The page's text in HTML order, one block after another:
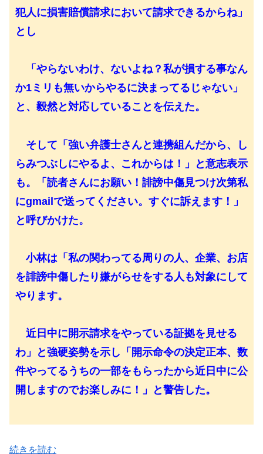
犯人に損害賠償請求において請求できるからね」
とし
「やらないわけ、ないよね？私が損する事なん
か1ミリも無いからやるに決まってるじゃない」
と、毅然と対応していることを伝えた。
そして「強い弁護士さんと連携組んだから、し
らみつぶしにやるよ、これからは！」と意志表示
も。「読者さんにお願い！誹謗中傷見つけ次第私
にgmailで送ってください。すぐに訴えます！」
と呼びかけた。
小林は「私の関わってる周りの人、企業、お店
を誹謗中傷したり嫌がらせをする人も対象にして
やります。
近日中に開示請求をやっている証拠を見せる
わ」と強硬姿勢を示し「開示命令の決定正本、数
件やってるうちの一部をもらったから近日中に公
開しますのでお楽しみに！」と警告した。
続きを読む